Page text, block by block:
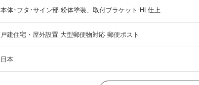
本体･フタ･サイン部:粉体塗装、取付ブラケット:HL仕上
戸建住宅・屋外設置 大型郵便物対応 郵便ポスト
日本